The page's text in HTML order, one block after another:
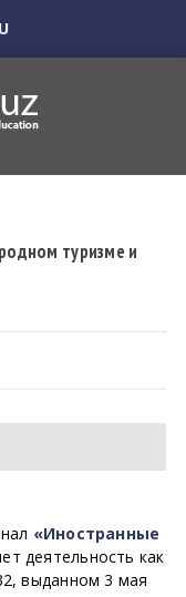
туризме и
«Иностранные
деятельность как
выданном 3 мая